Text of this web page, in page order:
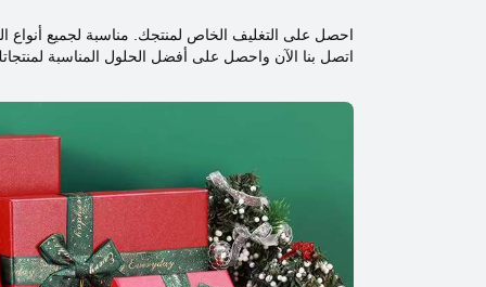
احصل على التغليف الخاص لمنتجك. مناسبة لجميع أنواع
اتصل بنا الآن واحصل على أفضل الحلول المناسبة